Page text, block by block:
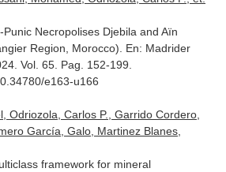
Necropolises Djebila and Aïn
Region, Morocco). En: Madrider
Vol. 65. Pag. 152-199.
e163-u166
Odriozola, Carlos P., Garrido Cordero,
García, Galo, Martinez Blanes,
framework for mineral